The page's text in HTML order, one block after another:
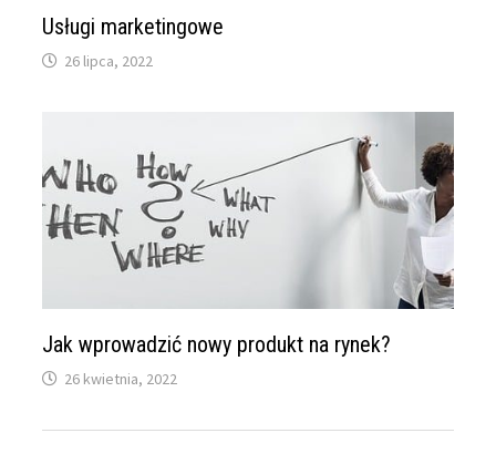
Usługi marketingowe
26 lipca, 2022
Jak wprowadzić nowy produkt na rynek?
26 kwietnia, 2022